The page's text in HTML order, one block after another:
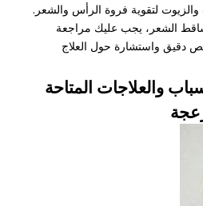
والزيوت لتقوية فروة الرأس والشعر.
الشعر، يجب عليك مراجعة
دقيق واستشارة حول العلاج
والعلاجات المتاحة